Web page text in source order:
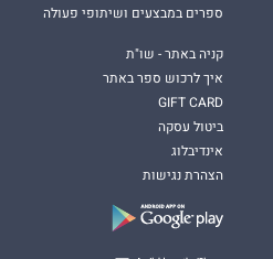
ספרים במבצעים ושיתופי פעולה
קניה באתר - שו"ת
איך לרכוש ספר באתר
GIFT CARD
ביטול עסקה
אינדיבלוג
הצהרת נגישות